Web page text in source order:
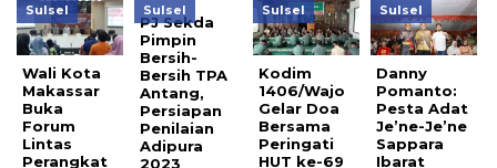
Sulsel
Wali Kota
Makassar
Buka
Forum
Lintas
Perangkat
Sulsel
PJ Sekda
Pimpin
Bersih-
Bersih TPA
Antang,
Persiapan
Penilaian
Adipura
2023
Sulsel
Kodim
1406/Wajo
Gelar Doa
Bersama
Peringati
HUT ke-69
Sulsel
Danny
Pomanto:
Pesta Adat
Je’ne-Je’ne
Sappara
Ibarat